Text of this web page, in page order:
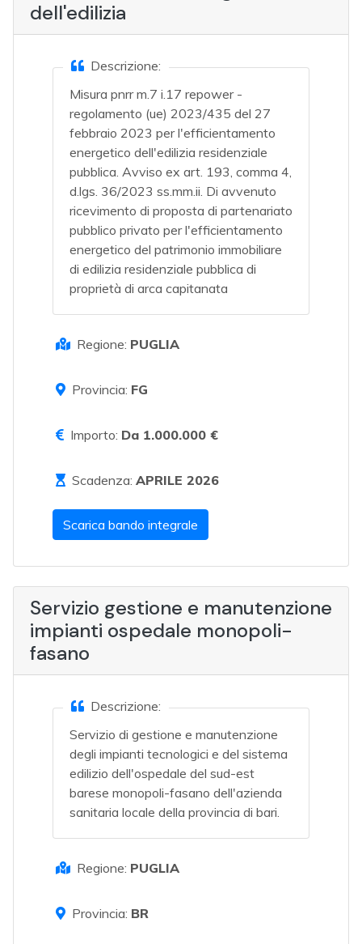
dell'edilizia
Descrizione:
Misura pnrr m.7 i.17 repower -
regolamento (ue) 2023/435 del 27
febbraio 2023 per l'efficientamento
energetico dell'edilizia residenziale
pubblica. Avviso ex art. 193, comma 4,
d.lgs. 36/2023 ss.mm.ii. Di avvenuto
ricevimento di proposta di partenariato
pubblico privato per l'efficientamento
energetico del patrimonio immobiliare
di edilizia residenziale pubblica di
proprietà di arca capitanata
Regione: PUGLIA
Provincia: FG
Importo: Da 1.000.000 €
Scadenza: APRILE 2026
Scarica bando integrale
Servizio gestione e manutenzione
impianti ospedale monopoli-
fasano
Descrizione:
Servizio di gestione e manutenzione
degli impianti tecnologici e del sistema
edilizio dell'ospedale del sud-est
barese monopoli-fasano dell'azienda
sanitaria locale della provincia di bari.
Regione: PUGLIA
Provincia: BR